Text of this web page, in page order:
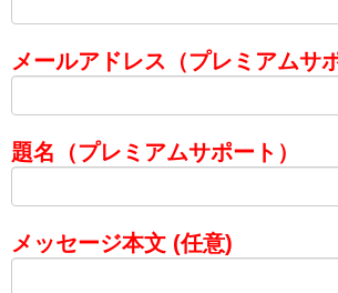
メールアドレス（プレミアムサ
題名（プレミアムサポート）
メッセージ本文 (任意)